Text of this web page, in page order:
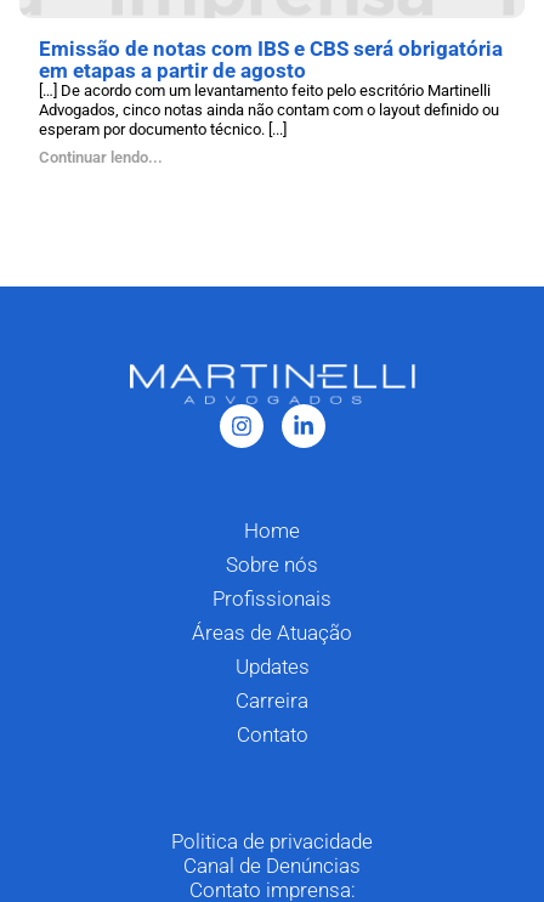
Emissão de notas com IBS e CBS será obrigatória
em etapas a partir de agosto
[…] De acordo com um levantamento feito pelo escritório Martinelli
Advogados, cinco notas ainda não contam com o layout definido ou
esperam por documento técnico. [...]
Continuar lendo...
Home
Sobre nós
Profissionais
Áreas de Atuação
Updates
Carreira
Contato
Politica de privacidade
Canal de Denúncias
Contato imprensa: